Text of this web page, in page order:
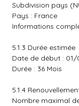
Subdivision pays
Pays : France
Informations
5.1.3 Durée estimée
Date de début :
Durée : 36 Mois
5.1.4
Nombre maximal